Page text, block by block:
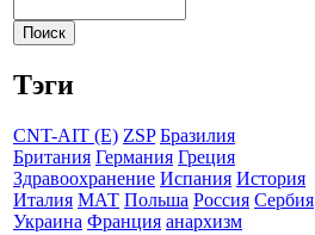
Тэги
CNT-AIT (E) ZSP Бразилия
Британия Германия Греция
Здравоохранение Испания История
Италия МАТ Польша Россия Сербия
Украина Франция анархизм